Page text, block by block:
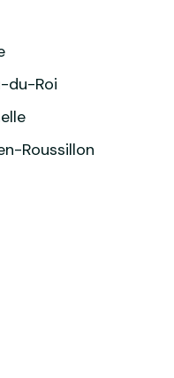
du-Roi
Roussillon